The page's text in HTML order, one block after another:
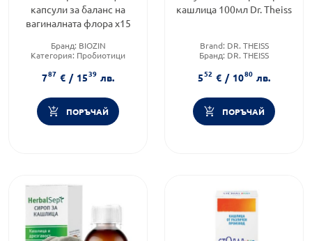
капсули за баланс на
вагиналната флора х15
Бранд: BIOZIN
Категория: Пробиотици
787 € / 1539 лв.
ПОРЪЧАЙ
кашлица 100мл Dr. Theiss
Brand: DR. THEISS
Бранд: DR. THEISS
кашлица
552 € / 1080 лв.
ПОРЪЧАЙ